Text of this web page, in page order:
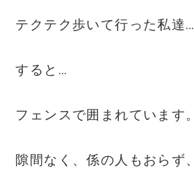
テクテク歩いて行った私達…
すると…
フェンスで囲まれています。
隙間なく、係の人もおらず、